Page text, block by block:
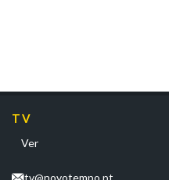
TV
Ver
tv@novotempo.pt